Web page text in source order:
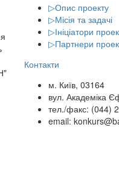
▷Опис проекту
▷Місія та задачі
▷Ініціатори
▷Партнери
Контакти
м. Київ, 03164
вул. Академіка
тел./факс: (044)
email: